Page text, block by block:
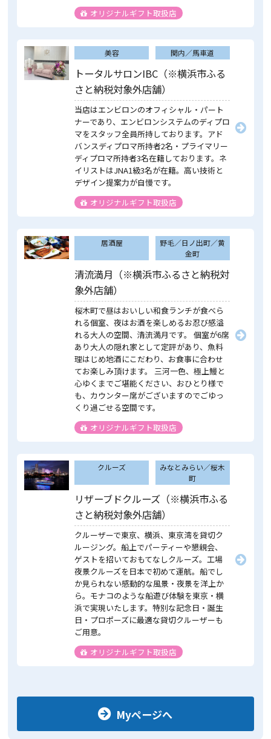
オリジナルギフト取扱店
美容 関内／馬車道
トータルサロンIBC（※横浜市ふる
さと納税対象外店舗）
当店はエンビロンのオフィシャル・パート
ナーであり、エンビロンシステムのディプロ
マをスタッフ全員所持しております。アド
バンスディプロマ所持者2名・プライマリー
ディプロマ所持者3名在籍しております。ネ
イリストはJNA1級3名が在籍。高い技術と
デザイン提案力が自慢です。
オリジナルギフト取扱店
居酒屋
野毛／日ノ出町／黄
金町
清流満月（※横浜市ふるさと納税対
象外店舗）
桜木町で昼はおいしい和食ランチが食べら
れる個室、夜はお酒を楽しめるお忍び感溢
れる大人の空間、清流満月です。 個室が6席
あり大人の隠れ家として定評があり、魚料
理はじめ地酒にこだわり、お食事に合わせ
てお楽しみ頂けます。 三河一色、極上鰻と
心ゆくまでご堪能ください、おひとり様で
も、カウンター席がございますのでごゆっ
くり過ごせる空間です。
オリジナルギフト取扱店
クルーズ
みなとみらい／桜木
町
リザーブドクルーズ（※横浜市ふる
さと納税対象外店舗）
クルーザーで東京、横浜、東京湾を貸切ク
ルージング。船上でパーティーや懇親会、
ゲストを招いておもてなしクルーズ。工場
夜景クルーズを日本で初めて運航。船でし
か見られない感動的な風景・夜景を洋上か
ら。モナコのような船遊び体験を東京・横
浜で実現いたします。特別な記念日・誕生
日・プロポーズに最適な貸切クルーザーも
ご用意。
オリジナルギフト取扱店
Myページへ